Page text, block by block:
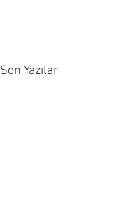
Son Yazılar